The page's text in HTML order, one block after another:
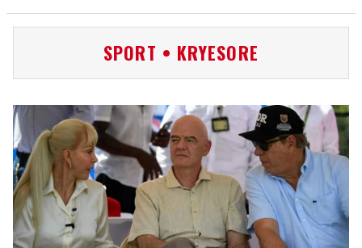
SPORT • KRYESORE